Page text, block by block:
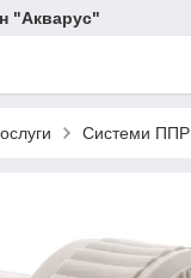
"Акварус"
Системи ППР